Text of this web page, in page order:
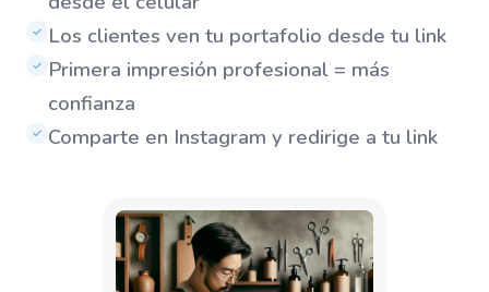
✓ Los clientes ven tu portafolio desde tu link
✓ Primera impresión profesional = más
confianza
✓ Comparte en Instagram y redirige a tu link